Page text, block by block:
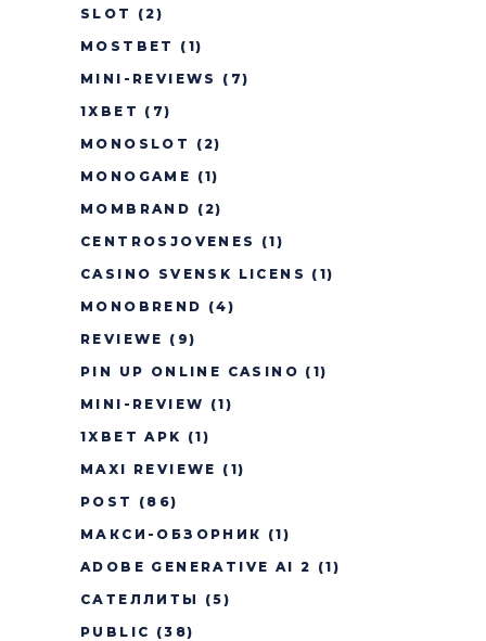
SLOT
(2)
MOSTBET
(1)
MINI-REVIEWS
(7)
1XBET (7)
MONOSLOT
(2)
MONOGAME (1)
MOMBRAND (2)
CENTROSJOVENES
(1)
CASINO SVENSK LICENS (1)
MONOBREND (4)
REVIEWE (9)
PIN UP ONLINE CASINO (1)
MINI-REVIEW (1)
1XBET APK (1)
MAXI REVIEWE (1)
POST
(86)
МАКСИ-ОБЗОРНИК (1)
ADOBE GENERATIVE AI 2 (1)
САТЕЛЛИТЫ
(5)
PUBLIC (38)